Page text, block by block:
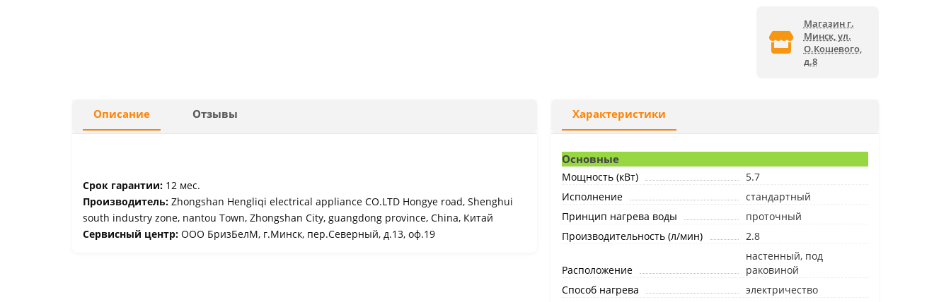
Магазин г.
Минск, ул.
О.Кошевого,
д.8
Описание Отзывы
Срок гарантии: 12 мес.
Производитель: Zhongshan Hengliqi electrical appliance CO.LTD Hongye road, Shenghui
south industry zone, nantou Town, Zhongshan City, guangdong province, China, Китай
Сервисный центр: ООО БризБелМ, г.Минск, пер.Северный, д.13, оф.19
Характеристики
Основные
Мощность (кВт)
5.7
Исполнение
стандартный
Принцип нагрева воды
проточный
Производительность (л/мин)
2.8
Расположение
настенный, под
раковиной
Способ нагрева
электричество